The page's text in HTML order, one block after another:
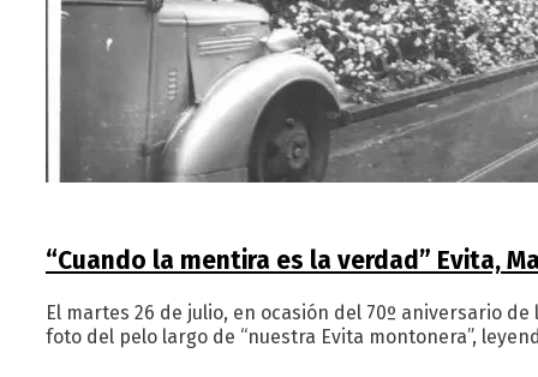
“Cuando la mentira es la verdad” Evita,
El martes 26 de julio, en ocasión del 70º aniversario
foto del pelo largo de “nuestra Evita montonera”,